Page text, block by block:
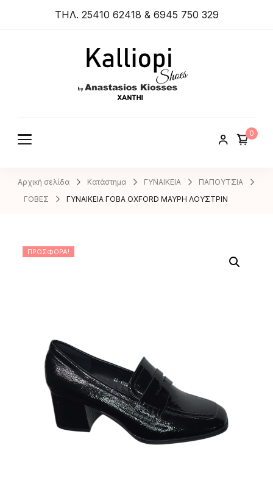
ΤΗΛ. 25410 62418 & 6945 750 329
KIOSSES
0
Αρχική σελίδα Κατάστημα ΓΥΝΑΙΚΕΙΑ
ΠΑΠΟΥΤΣΙΑ
ΓΟΒΕΣ
ΓΥΝΑΙΚΕΙΑ ΓΟΒΑ OXFORD ΜΑΥΡΗ ΛΟΥΣΤΡΙΝ
ΠΡΟΣΦΟΡΆ!